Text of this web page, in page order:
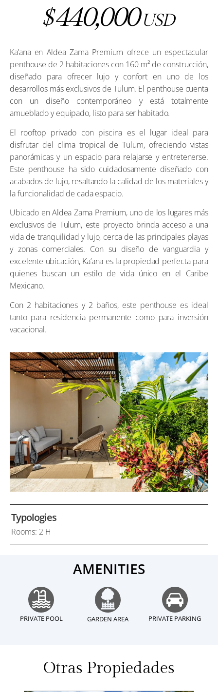
$440,000USD
Ka’ana en Aldea Zama Premium ofrece un espectacular
penthouse de 2 habitaciones con 160 m² de construcción,
diseñado para ofrecer lujo y confort en uno de los
desarrollos más exclusivos de Tulum. El penthouse cuenta
con un diseño contemporáneo y está totalmente
amueblado y equipado, listo para ser habitado.
El rooftop privado con piscina es el lugar ideal para
disfrutar del clima tropical de Tulum, ofreciendo vistas
panorámicas y un espacio para relajarse y entretenerse.
Este penthouse ha sido cuidadosamente diseñado con
acabados de lujo, resaltando la calidad de los materiales y
la funcionalidad de cada espacio.
Ubicado en Aldea Zama Premium, uno de los lugares más
exclusivos de Tulum, este proyecto brinda acceso a una
vida de tranquilidad y lujo, cerca de las principales playas
y zonas comerciales. Con su diseño de vanguardia y
excelente ubicación, Ka’ana es la propiedad perfecta para
quienes buscan un estilo de vida único en el Caribe
Mexicano.
Con 2 habitaciones y 2 baños, este penthouse es ideal
tanto para residencia permanente como para inversión
vacacional.
Typologies
Rooms: 2 H
AMENITIES
PRIVATE POOL GARDEN AREA PRIVATE PARKING
Otras Propiedades